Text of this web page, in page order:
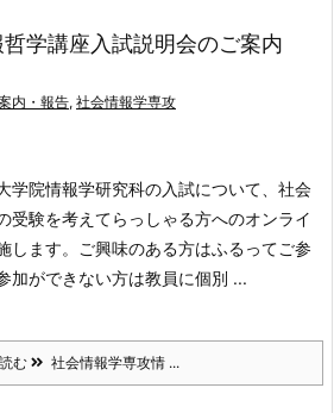
学講座入試説明会のご案内
内・報告, 社会情報学専攻
学院情報学研究科の入試について、社会
受験を考えてらっしゃる方へのオンライ
します。ご興味のある方はふるってご参
加ができない方は教員に個別 ...
む 社会情報学専攻情 ...